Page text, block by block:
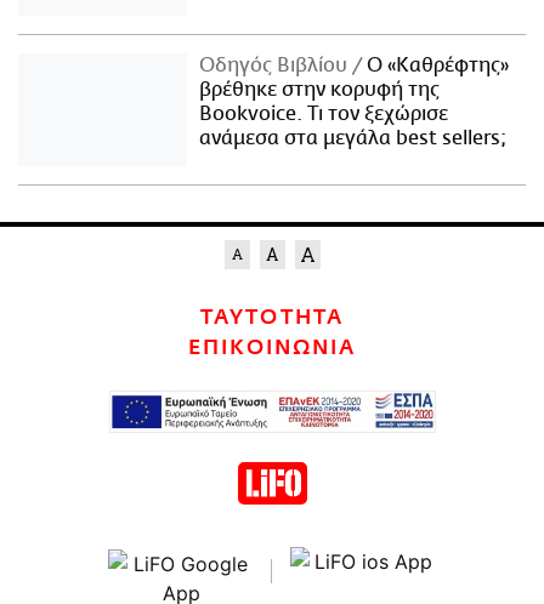
Οδηγός Βιβλίου
Ο «Καθρέφτης»
βρέθηκε στην κορυφή της
Bookvoice. Τι τον ξεχώρισε
ανάμεσα στα μεγάλα best sellers;
ΤΑΥΤΟΤΗΤΑ
ΕΠΙΚΟΙΝΩΝΙΑ